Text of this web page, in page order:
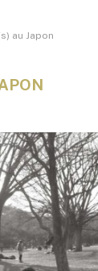
au Japon